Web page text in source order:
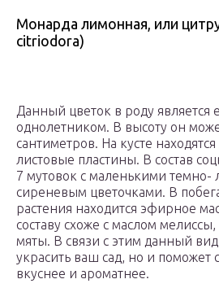
Монарда лимонная, или
citriodora)
Данный цветок в роду является
однолетником. В высоту он
сантиметров. На кусте
листовые пластины. В состав
7 мутовок с маленькими темно-
сиреневым цветочками. В
растения находится эфирное
составу схоже с маслом
мяты. В связи с этим данный
украсить ваш сад, но и поможет
вкуснее и ароматнее.